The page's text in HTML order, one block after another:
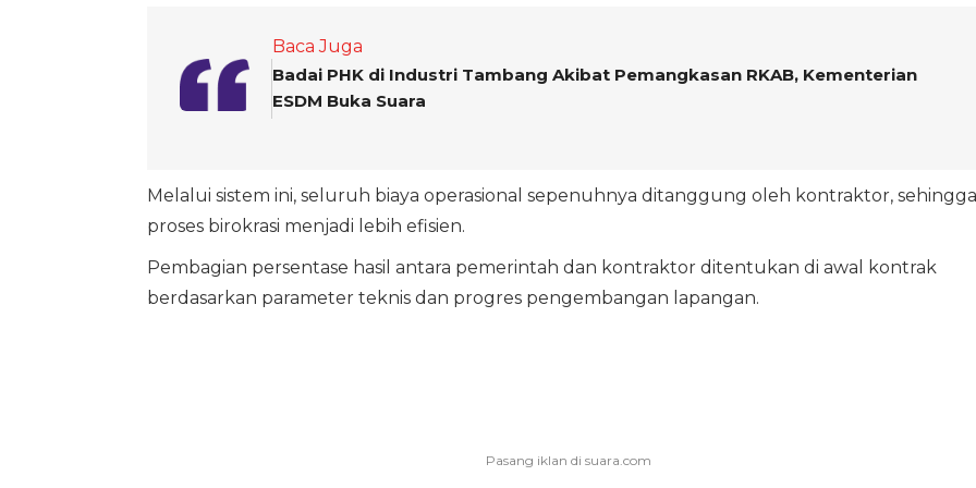
Baca Juga
Badai PHK di Industri Tambang Akibat Pemangkasan RKAB, Kementerian
ESDM Buka Suara
Melalui sistem ini, seluruh biaya operasional sepenuhnya ditanggung oleh kontraktor, sehingga
proses birokrasi menjadi lebih efisien.
Pembagian persentase hasil antara pemerintah dan kontraktor ditentukan di awal kontrak
berdasarkan parameter teknis dan progres pengembangan lapangan.